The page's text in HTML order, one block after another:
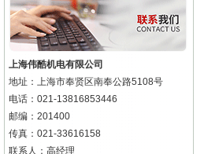
上海伟酷机电有限公司
地址：上海市奉贤区南奉公路5108号
电话：021-13816853446
邮编：201400
传真：021-33616158
联系人：高经理